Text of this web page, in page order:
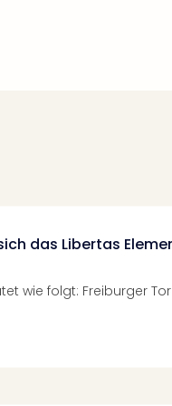
das Libertas
wie folgt: Freiburger Tor